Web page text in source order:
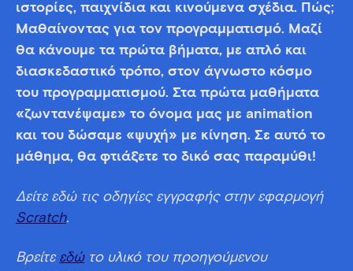
ιστορίες, παιχνίδια και κινούμενα σχέδια. Πώς;
Mαθαίνοντας για τον προγραμματισμό. Μαζί
θα κάνουμε τα πρώτα βήματα, με απλό και
διασκεδαστικό τρόπο, στον άγνωστο κόσμο
του προγραμματισμού. Στα πρώτα μαθήματα
«ζωντανέψαμε» το όνομα μας με animation
και του δώσαμε «ψυχή» με κίνηση. Σε αυτό το
μάθημα, θα φτιάξετε το δικό σας παραμύθι!
Δείτε εδώ τις οδηγίες εγγραφής στην εφαρμογή
Scratch.
Βρείτε εδώτο υλικό του προηγούμενου